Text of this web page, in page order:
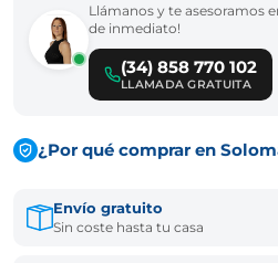
Llámanos y te asesoramos
de inmediato!
(34) 858 770 102
LLAMADA GRATUITA
¿Por qué comprar en
Envío gratuito
Sin coste hasta tu casa